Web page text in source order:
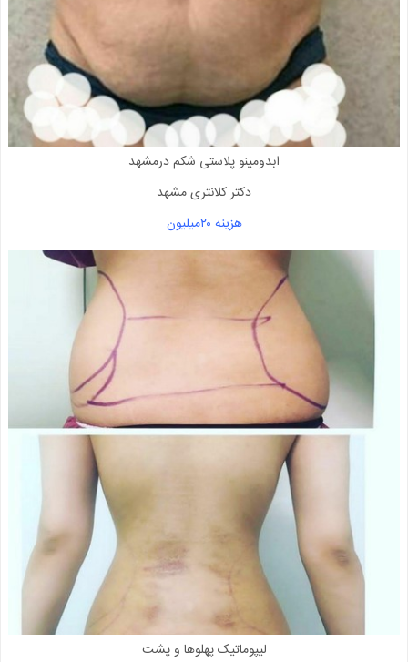
ابدومینو پلاستی شکم درمشهد
دکتر کلانتری مشهد
هزینه ۲۰میلیون
لیپوماتیک پهلوها و پشت